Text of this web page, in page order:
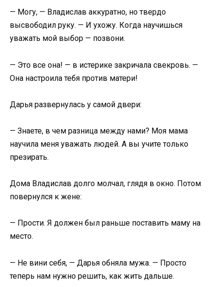
— Могу, — Владислав аккуратно, но твердо
высвободил руку. — И ухожу. Когда научишься
уважать мой выбор — позвони.
— Это все она! — в истерике закричала свекровь. —
Она настроила тебя против матери!
Дарья развернулась у самой двери:
— Знаете, в чем разница между нами? Моя мама
научила меня уважать людей. А вы учите только
презирать.
Дома Владислав долго молчал, глядя в окно. Потом
повернулся к жене:
— Прости. Я должен был раньше поставить маму на
место.
— Не вини себя, — Дарья обняла мужа. — Просто
теперь нам нужно решить, как жить дальше.